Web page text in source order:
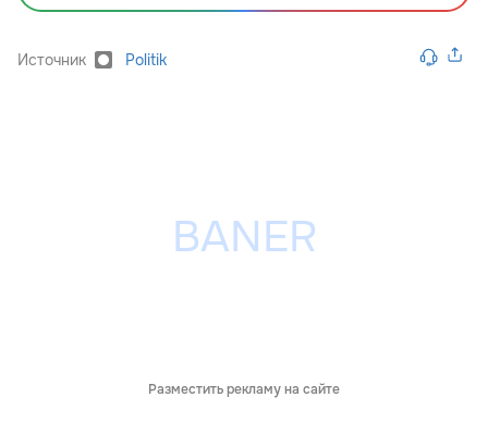
Источник Politik
Разместить рекламу на сайте